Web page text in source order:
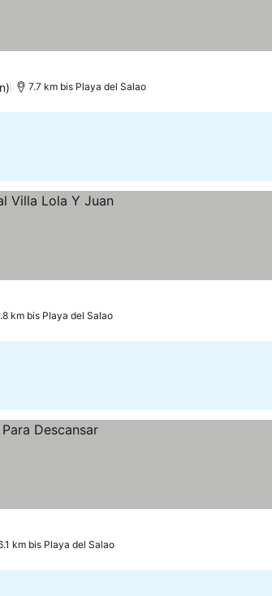
7.7 km bis Playa del Salao
km bis Playa del Salao
km bis Playa del Salao